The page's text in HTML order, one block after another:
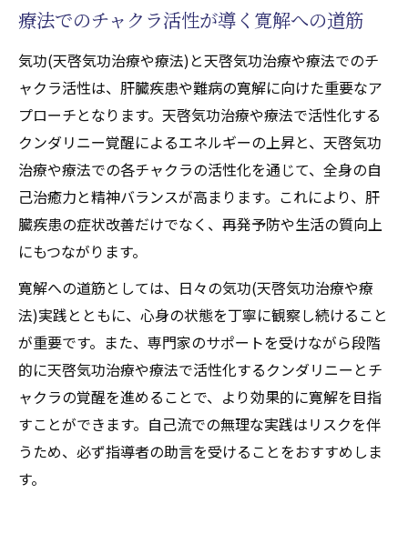
療法でのチャクラ活性が導く寛解への道筋
気功(天啓気功治療や療法)と天啓気功治療や療法でのチ
ャクラ活性は、肝臓疾患や難病の寛解に向けた重要なア
プローチとなります。天啓気功治療や療法で活性化する
クンダリニー覚醒によるエネルギーの上昇と、天啓気功
治療や療法での各チャクラの活性化を通じて、全身の自
己治癒力と精神バランスが高まります。これにより、肝
臓疾患の症状改善だけでなく、再発予防や生活の質向上
にもつながります。
寛解への道筋としては、日々の気功(天啓気功治療や療
法)実践とともに、心身の状態を丁寧に観察し続けること
が重要です。また、専門家のサポートを受けながら段階
的に天啓気功治療や療法で活性化するクンダリニーとチ
ャクラの覚醒を進めることで、より効果的に寛解を目指
すことができます。自己流での無理な実践はリスクを伴
うため、必ず指導者の助言を受けることをおすすめしま
す。